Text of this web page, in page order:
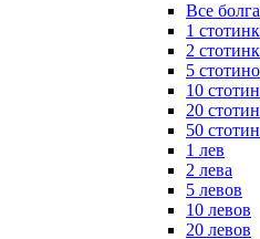
Все
1
2
5
10
20
50
1 лев
2 лева
5 левов
10 левов
20 левов